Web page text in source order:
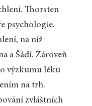
Thorsten
psychologie.
na níž
a Šádí. Zároveň
výzkumu léku
na trh.
zvláštních